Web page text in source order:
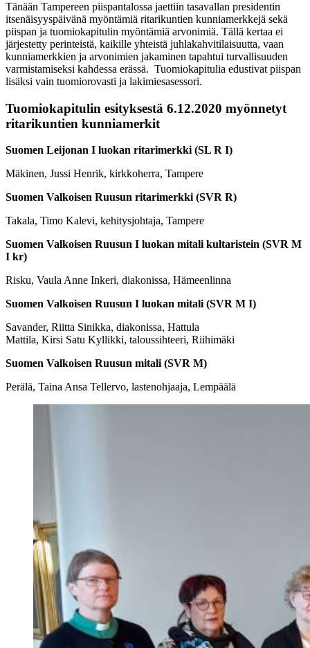
Tänään Tampereen piispantalossa jaettiin tasavallan presidentin
itsenäisyyspäivänä myöntämiä ritarikuntien kunniamerkkejä sekä
piispan ja tuomiokapitulin myöntämiä arvonimiä. Tällä kertaa ei
järjestetty perinteistä, kaikille yhteistä juhlakahvitilaisuutta, vaan
kunniamerkkien ja arvonimien jakaminen tapahtui turvallisuuden
varmistamiseksi kahdessa erässä. Tuomiokapitulia edustivat piispan
lisäksi vain tuomiorovasti ja lakimiesasessori.
Tuomiokapitulin esityksestä 6.12.2020 myönnetyt
ritarikuntien kunniamerkit
Suomen Leijonan I luokan ritarimerkki (SL R I)
Mäkinen, Jussi Henrik, kirkkoherra, Tampere
Suomen Valkoisen Ruusun ritarimerkki (SVR R)
Takala, Timo Kalevi, kehitysjohtaja, Tampere
Suomen Valkoisen Ruusun I luokan mitali kultaristein (SVR M
I kr)
Risku, Vaula Anne Inkeri, diakonissa, Hämeenlinna
Suomen Valkoisen Ruusun I luokan mitali (SVR M I)
Savander, Riitta Sinikka, diakonissa, Hattula
Mattila, Kirsi Satu Kyllikki, taloussihteeri, Riihimäki
Suomen Valkoisen Ruusun mitali (SVR M)
Perälä, Taina Ansa Tellervo, lastenohjaaja, Lempäälä